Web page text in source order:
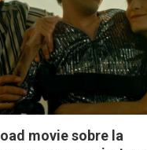
movie sobre la